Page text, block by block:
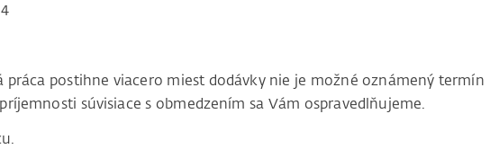
práca postihne viacero miest dodávky nie je možné oznámený termín
súvisiace s obmedzením sa Vám ospravedlňujeme.